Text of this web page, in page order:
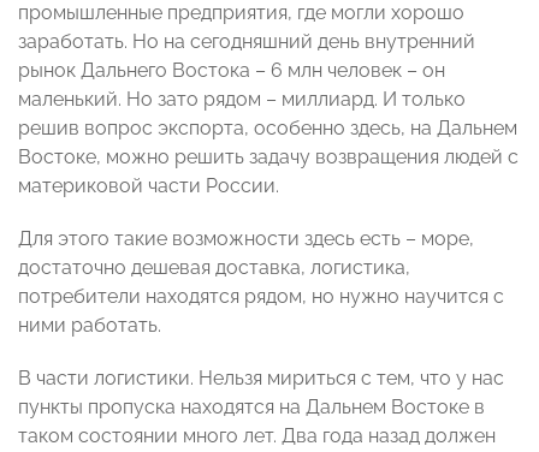
промышленные предприятия, где могли хорошо
заработать. Но на сегодняшний день внутренний
рынок Дальнего Востока – 6 млн человек – он
маленький. Но зато рядом – миллиард. И только
решив вопрос экспорта, особенно здесь, на Дальнем
Востоке, можно решить задачу возвращения людей с
материковой части России.
Для этого такие возможности здесь есть – море,
достаточно дешевая доставка, логистика,
потребители находятся рядом, но нужно научится с
ними работать.
В части логистики. Нельзя мириться с тем, что у нас
пункты пропуска находятся на Дальнем Востоке в
таком состоянии много лет. Два года назад должен